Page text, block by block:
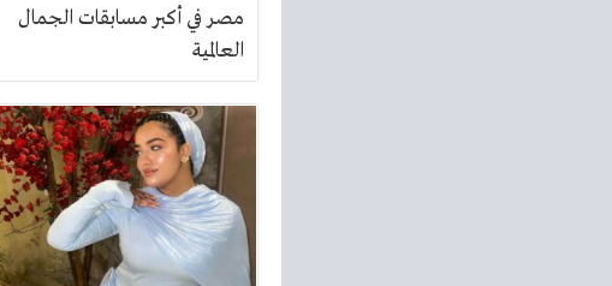
مصر في أكبر مسابقات الجمال
العالمية